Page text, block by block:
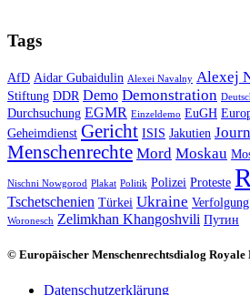
Tags
AfD Aidar Gubaidulin Alexei Navalny Alexej
Stiftung DDR Demo Demonstration
Durchsuchung EGMR Einzeldemo EuGH
Geheimdienst Gericht ISIS Jakutien
Menschenrechte Mord Moskau
Nischni Nowgorod Plakat Politik Polizei Proteste
Tschetschenien Türkei Ukraine Verfolgung
Woronesch Zelimkhan Khangoshvili Путин
© Europäischer Menschenrechtsdialog Royale
Datenschutzerklärung